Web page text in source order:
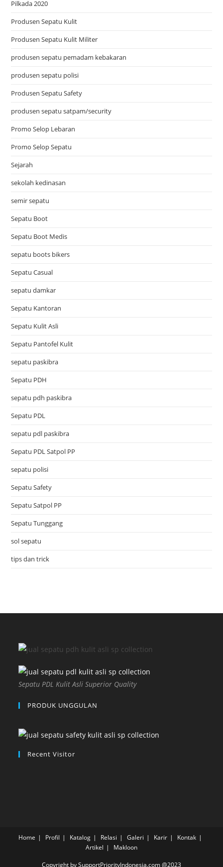
Pilkada 2020
Produsen Sepatu Kulit
Produsen Sepatu Kulit Militer
produsen sepatu pemadam kebakaran
produsen sepatu polisi
Produsen Sepatu Safety
produsen sepatu satpam/security
Promo Selop Lebaran
Promo Selop Sepatu
Sejarah
sekolah kedinasan
semir sepatu
Sepatu Boot
Sepatu Boot Medis
sepatu boots bikers
Sepatu Casual
sepatu damkar
Sepatu Kantoran
Sepatu Kulit Asli
Sepatu Pantofel Kulit
sepatu paskibra
Sepatu PDH
sepatu pdh paskibra
Sepatu PDL
sepatu pdl paskibra
Sepatu PDL Satpol PP
sepatu polisi
Sepatu Safety
Sepatu Satpol PP
Sepatu Tunggang
sol sepatu
tips dan trick
Sepatu PDL Kulit Asli Superior Quality
PRODUK UNGGULAN
Recent Visitor
Home Profil Katalog Relasi Galeri Karir
Kontak
Artikel
Makloon
Copyright by SupportPriorityIndonesia.com @2023